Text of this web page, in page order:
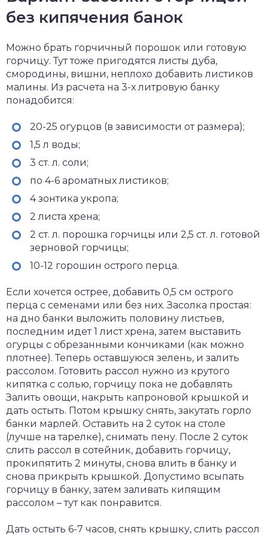
без кипячения банок
Можно брать горчичный порошок или готовую
горчицу. Тут тоже пригодятся листы дуба,
смородины, вишни, неплохо добавить листиков
малины. Из расчета на 3-х литровую банку
понадобится:
20-25 огурцов (в зависимости от размера);
1,5 л воды;
3 ст. л. соли;
по 4-6 ароматных листиков;
4 зонтика укропа;
2 листа хрена;
2 ст. л. порошка горчицы или 2,5 ст. л. готовой
зерновой горчицы;
10-12 горошин острого перца.
Если хочется острее, добавить 0,5 см острого
перца с семенами или без них. Засолка простая:
на дно банки выложить половину листьев,
последним идет 1 лист хрена, затем выставить
огурцы с обрезанными кончиками (как можно
плотнее). Теперь оставшуюся зелень, и залить
рассолом. Готовить рассол нужно из крутого
кипятка с солью, горчицу пока не добавлять
Залить овощи, накрыть капроновой крышкой и
дать остыть. Потом крышку снять, закутать горло
банки марлей. Оставить на 2 суток на столе
(лучше на тарелке), снимать пену. После 2 суток
слить рассол в сотейник, добавить горчицу,
прокипятить 2 минуты, снова влить в банку и
снова прикрыть крышкой. Допустимо всыпать
горчицу в банку, затем заливать кипящим
рассолом – тут как понравится.
Дать остыть 6-7 часов, снять крышку, слить рассол